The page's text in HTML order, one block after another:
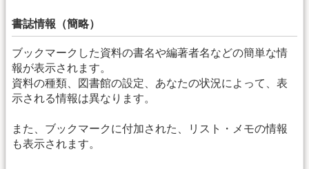
書誌情報（簡略）
ブックマークした資料の書名や編著者名などの簡単な情
報が表示されます。
資料の種類、図書館の設定、あなたの状況によって、表
示される情報は異なります。
また、ブックマークに付加された、リスト・メモの情報
も表示されます。